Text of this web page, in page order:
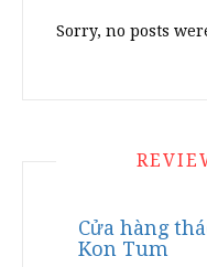
Sorry, no posts
Cửa hàng
Kon Tum